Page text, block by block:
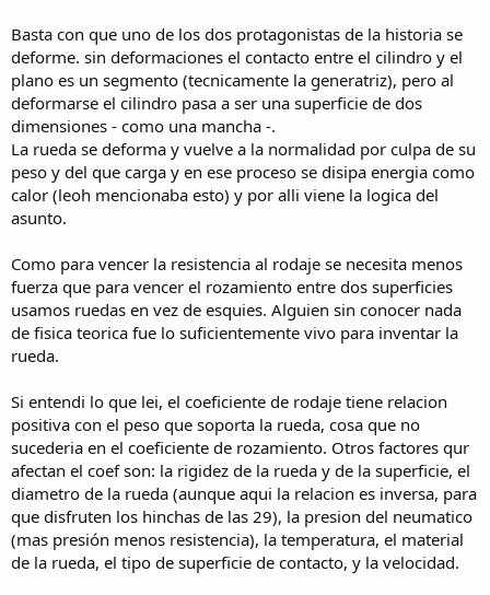
Basta con que uno de los dos protagonistas de la historia se
deforme. sin deformaciones el contacto entre el cilindro y el
plano es un segmento (tecnicamente la generatriz), pero al
deformarse el cilindro pasa a ser una superficie de dos
dimensiones - como una mancha -.
La rueda se deforma y vuelve a la normalidad por culpa de su
peso y del que carga y en ese proceso se disipa energia como
calor (leoh mencionaba esto) y por alli viene la logica del
asunto.
Como para vencer la resistencia al rodaje se necesita menos
fuerza que para vencer el rozamiento entre dos superficies
usamos ruedas en vez de esquies. Alguien sin conocer nada
de fisica teorica fue lo suficientemente vivo para inventar la
rueda.
Si entendi lo que lei, el coeficiente de rodaje tiene relacion
positiva con el peso que soporta la rueda, cosa que no
sucederia en el coeficiente de rozamiento. Otros factores qur
afectan el coef son: la rigidez de la rueda y de la superficie, el
diametro de la rueda (aunque aqui la relacion es inversa, para
que disfruten los hinchas de las 29), la presion del neumatico
(mas presión menos resistencia), la temperatura, el material
de la rueda, el tipo de superficie de contacto, y la velocidad.